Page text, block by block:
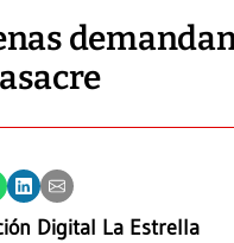
Digital La Estrella